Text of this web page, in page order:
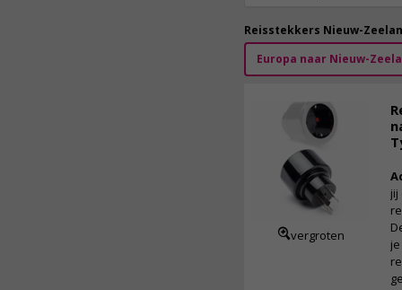
Reisstekkers Nieuw-
Europa naar Nieuw-
vergroten
jij